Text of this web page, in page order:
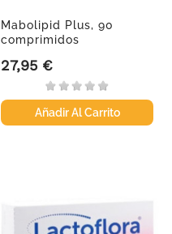
Mabolipid Plus, 90
comprimidos
Precio
27,95 €
Añadir Al Carrito